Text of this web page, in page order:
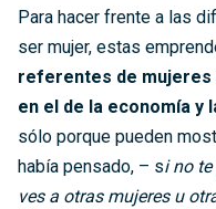
Para hacer frente a las
ser mujer, estas
referentes de mujeres
en el de la economía y
sólo porque pueden
había pensado, – si no
ves a otras mujeres u